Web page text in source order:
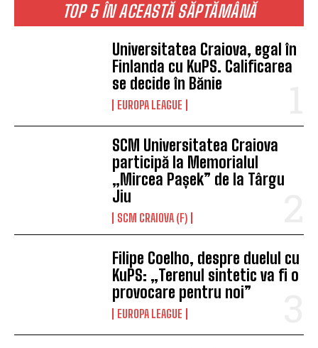
TOP 5 ÎN ACEASTĂ SĂPTĂMÂNĂ
Universitatea Craiova, egal în
Finlanda cu KuPS. Calificarea
se decide în Bănie
EUROPA LEAGUE
SCM Universitatea Craiova
participă la Memorialul
„Mircea Pașek” de la Târgu
Jiu
SCM CRAIOVA (F)
Filipe Coelho, despre duelul cu
KuPS: „Terenul sintetic va fi o
provocare pentru noi”
EUROPA LEAGUE